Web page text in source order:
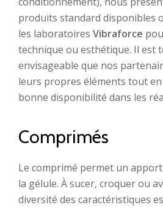
produits standard disponibles
les laboratoires Vibraforce
technique ou esthétique. Il est
envisageable que nos
leurs propres éléments tout
bonne disponibilité dans les
Comprimés
Le comprimé permet un
la gélule. À sucer, croquer ou
diversité des caractéristiques